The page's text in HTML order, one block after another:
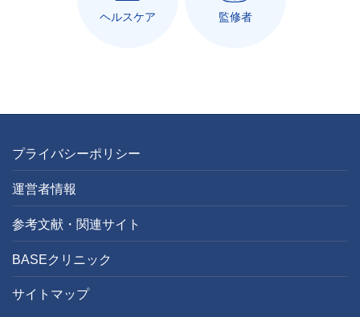
ヘルスケア 監修者
プライバシーポリシー
運営者情報
参考文献・関連サイト
BASEクリニック
サイトマップ